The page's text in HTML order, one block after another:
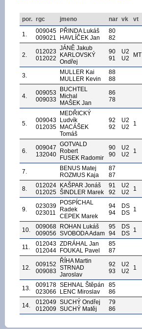
por. rgc jmeno nar vk vt
1.
009045
009021
PŘINDA Lukáš
HAVLÍČEK Jan
80
82
2.
012023
012022
JÁNĚ Jakub
KARLOVSKÝ
Ondřej
90
91
U2
U2
MT
3.
MULLER Kai
MULLER Kevin
88
88
4.
009053
009033
BUCHTEL
Michal
MAŠEK Jan
86
78
5.
009043
012035
MEDŘICKÝ
Ludvík
MACÁŠEK
Tomáš
92
92
U2
U2
1
6.
009047
132040
GOTVALD
Robert
FUSEK Radomir
90
90
U2
U2
1
7.
BENUS Matej
ROZMUS Kaja
87
87
8.
012024
012025
KAŠPAR Jonáš
ŠINDLER Marek
91
92
U2
U2
1
9.
023039
023011
POSPÍCHAL
Radek
CEPEK Marek
94
94
DS
DS 1
10.
009068
009056
ROHAN Lukáš
SVOBODA Adam
95
94
DS
DS 1
11.
012043
012044
ZDRÁHAL Jan
FOUKAL Pavel
85
87
12.
009152
009083
ŘÍHA Martin
STRNAD
Jaroslav
92
93
U2
U2
1
13.
009178
023066
SEHNAL Štěpán
LENC Miroslav
85
86
14.
012049
012009
SUCHÝ Ondřej
SUCHÝ Matěj
79
86